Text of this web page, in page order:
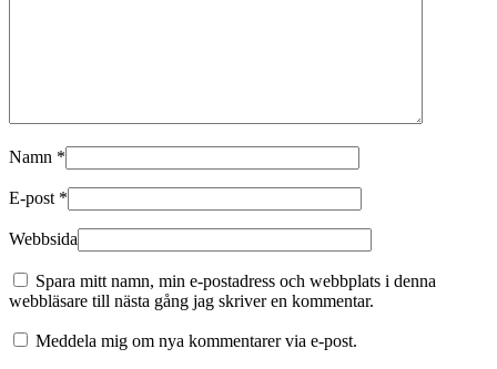
Namn *
E-post *
Webbsida
Spara mitt namn, min e-postadress och webbplats i denna
webbläsare till nästa gång jag skriver en kommentar.
Meddela mig om nya kommentarer via e-post.